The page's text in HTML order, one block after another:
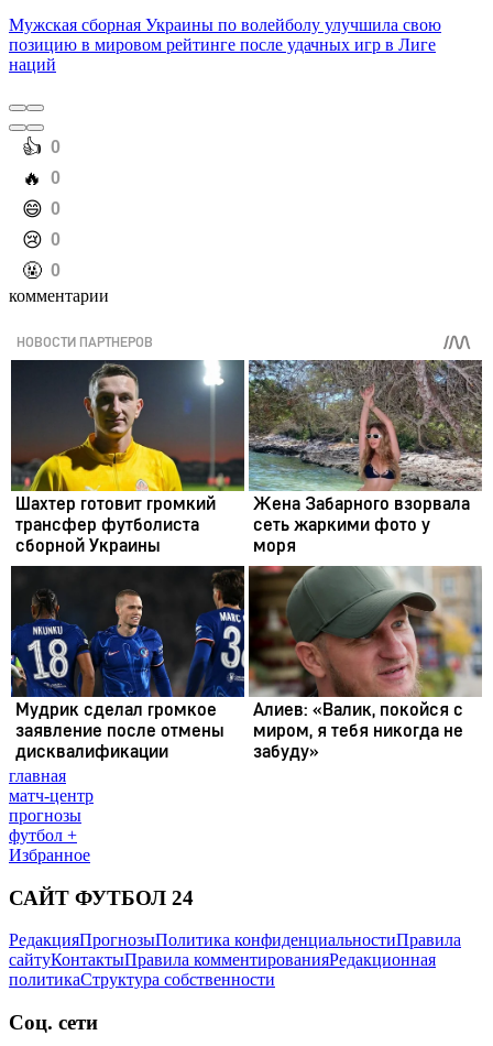
Мужская сборная Украины по волейболу улучшила свою
позицию в мировом рейтинге после удачных игр в Лиге
наций
️👍 0
️🔥 0
️😄 0
️😢 0
️🤬 0
комментарии
главная
матч-центр
прогнозы
футбол +
Избранное
САЙТ ФУТБОЛ 24
РедакцияПрогнозыПолитика конфиденциальностиПравила
сайтуКонтактыПравила комментированияРедакционная
политикаСтруктура собственности
Соц. сети